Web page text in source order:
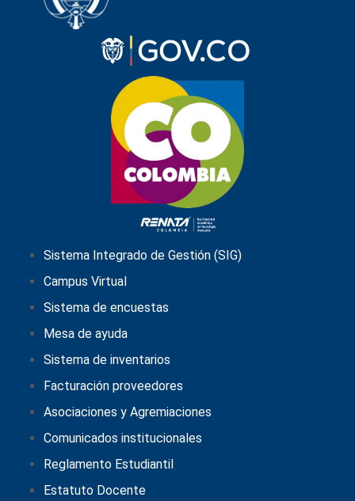
Sistema Integrado de Gestión (SIG)
Campus Virtual
Sistema de encuestas
Mesa de ayuda
Sistema de inventarios
Facturación proveedores
Asociaciones y Agremiaciones
Comunicados institucionales
Reglamento Estudiantil
Estatuto Docente